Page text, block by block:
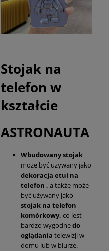
Stojak na
telefon w
kształcie
ASTRONAUTA
Wbudowany stojak
może być używany jako
dekoracja etui na
telefon , a także może
być używany jako
stojak na telefon
komórkowy, co jest
bardzo wygodnedo
oglądania telewizji w
domu lub w biurze.